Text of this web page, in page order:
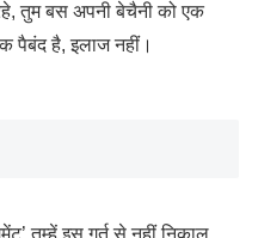
तुम बस अपनी बेचैनी को एक
पैबंद है, इलाज नहीं।
तुम्हें इस गर्त से नहीं निकाल